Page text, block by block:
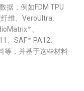
据，例如FDM TPU
维、VeroUltra、
、
、SAF™ PA12、
等，并基于这些材料